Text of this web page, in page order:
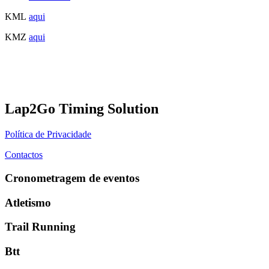
KML aqui
KMZ aqui
Lap2Go Timing Solution
Política de Privacidade
Contactos
Cronometragem de eventos
Atletismo
Trail Running
Btt